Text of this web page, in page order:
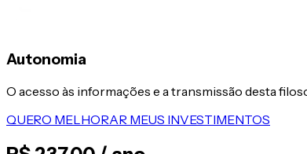
Autonomia
O acesso às informações e a transmissão desta
QUERO MELHORAR MEUS INVESTIMENTOS